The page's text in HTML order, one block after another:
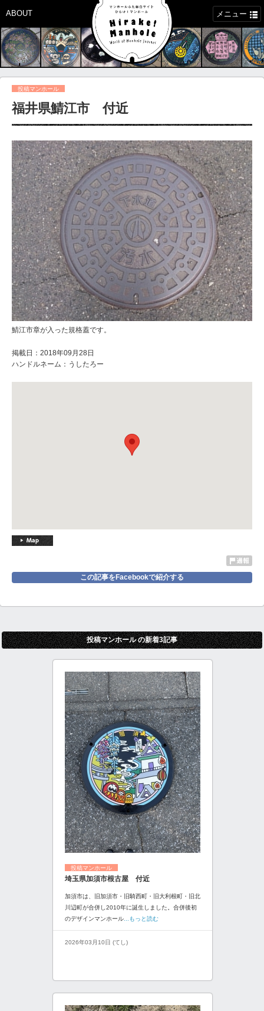
ABOUT メニュー
投稿マンホール
福井県鯖江市 付近
鯖江市章が入った規格蓋です。
掲載日：2018年09月28日
ハンドルネーム：うしたろー
この記事をFacebookで紹介する
投稿マンホール の新着3記事
投稿マンホール
埼玉県加須市根古屋 付近
加須市は、旧加須市・旧騎西町・旧大利根町・旧北
川辺町が合併し2010年に誕生しました。合併後初
のデザインマンホール ...もっと読む
2026年03月10日 (てし)